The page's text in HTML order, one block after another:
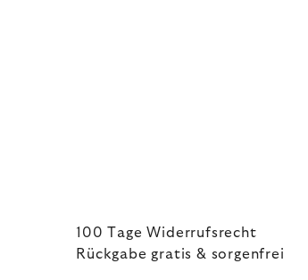
100 Tage Widerrufsrecht
Rückgabe gratis & sorgenfrei